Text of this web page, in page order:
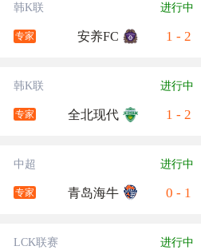
韩K联 进行中
专家 安养FC 1 - 2
韩K联 进行中
专家 全北现代 1 - 2
中超 进行中
专家 青岛海牛 0 - 1
LCK联赛 进行中